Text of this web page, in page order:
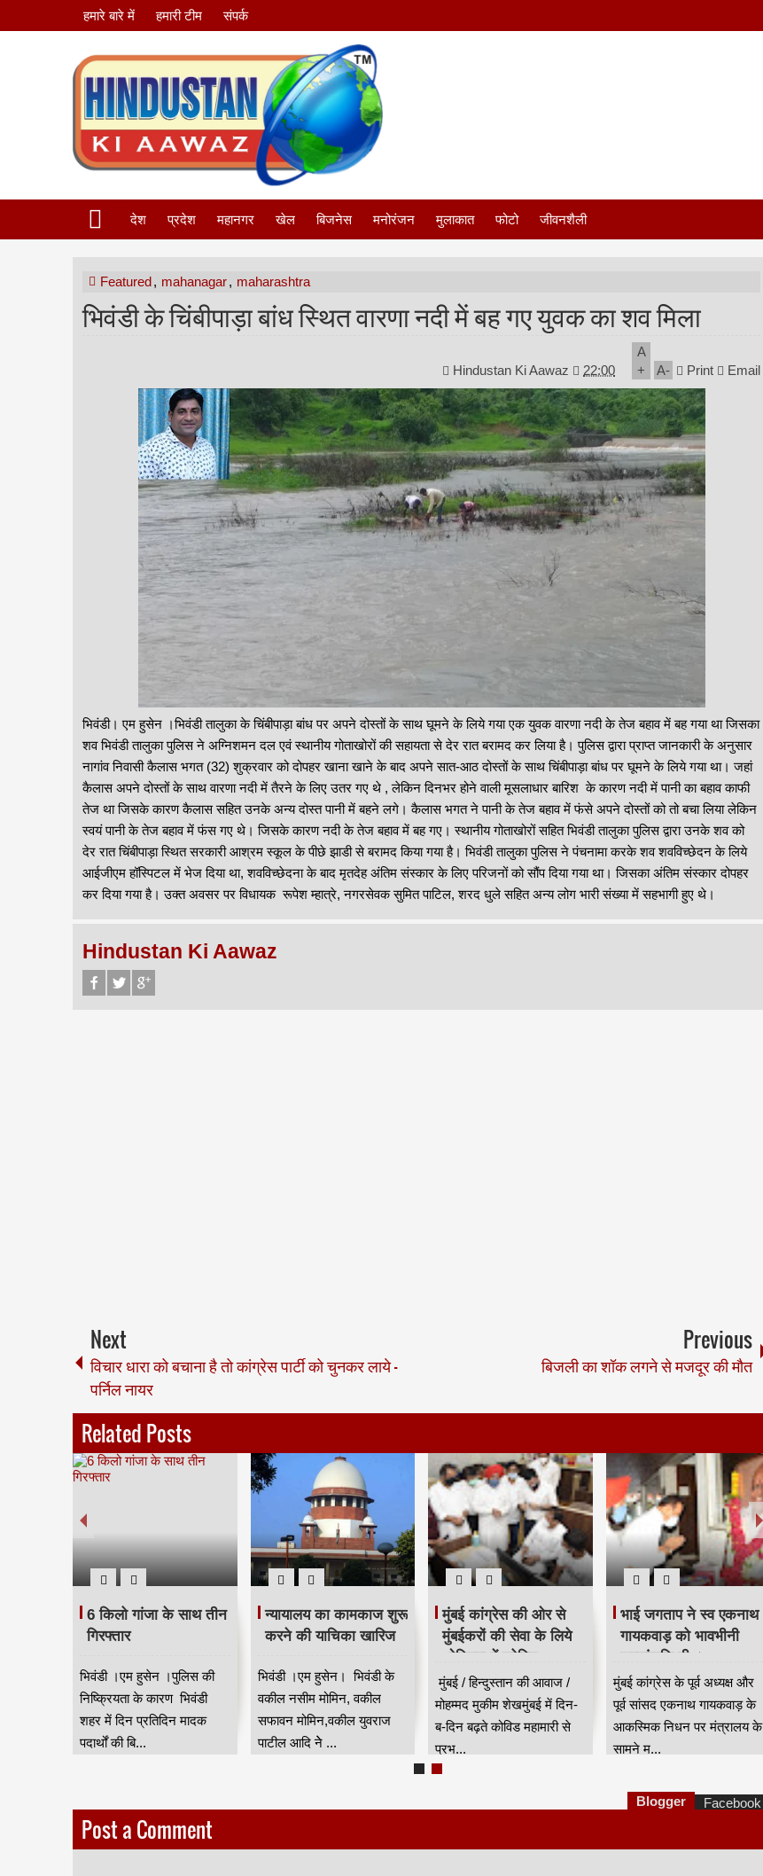
हमारे बारे में हमारी टीम संपर्क
देश प्रदेश महानगर खेल बिजनेस मनोरंजन मुलाकात फोटो जीवनशैली
Featured, mahanagar, maharashtra
भिवंडी के चिंबीपाड़ा बांध स्थित वारणा नदी में बह गए युवक का शव मिला
Hindustan Ki Aawaz 22:00
A
+
A- Print Email
भिवंडी। एम हुसेन ।भिवंडी तालुका के चिंबीपाड़ा बांध पर अपने दोस्तों के साथ घूमने के लिये गया एक युवक वारणा नदी के तेज बहाव में बह गया था जिसका
शव भिवंडी तालुका पुलिस ने अग्निशमन दल एवं स्थानीय गोताखोरों की सहायता से देर रात बरामद कर लिया है। पुलिस द्वारा प्राप्त जानकारी के अनुसार
नागांव निवासी कैलास भगत (32) शुक्रवार को दोपहर खाना खाने के बाद अपने सात-आठ दोस्तों के साथ चिंबीपाड़ा बांध पर घूमने के लिये गया था। जहां
कैलास अपने दोस्तों के साथ वारणा नदी में तैरने के लिए उतर गए थे , लेकिन दिनभर होने वाली मूसलाधार बारिश के कारण नदी में पानी का बहाव काफी
तेज था जिसके कारण कैलास सहित उनके अन्य दोस्त पानी में बहने लगे। कैलास भगत ने पानी के तेज बहाव में फंसे अपने दोस्तों को तो बचा लिया लेकिन
स्वयं पानी के तेज बहाव में फंस गए थे। जिसके कारण नदी के तेज बहाव में बह गए। स्थानीय गोताखोरों सहित भिवंडी तालुका पुलिस द्वारा उनके शव को
देर रात चिंबीपाड़ा स्थित सरकारी आश्रम स्कूल के पीछे झाडी से बरामद किया गया है। भिवंडी तालुका पुलिस ने पंचनामा करके शव शवविच्छेदन के लिये
आईजीएम हॉस्पिटल में भेज दिया था, शवविच्छेदना के बाद मृतदेह अंतिम संस्कार के लिए परिजनों को सौंप दिया गया था। जिसका अंतिम संस्कार दोपहर
कर दिया गया है। उक्त अवसर पर विधायक रूपेश म्हात्रे, नगरसेवक सुमित पाटिल, शरद धुले सहित अन्य लोग भारी संख्या में सहभागी हुए थे।
Hindustan Ki Aawaz
Next
विचार धारा को बचाना है तो कांग्रेस पार्टी को चुनकर लाये -
पर्निल नायर
Previous
बिजली का शॉक लगने से मजदूर की मौत
Related Posts
6 किलो गांजा के साथ तीन
गिरफ्तार
भिवंडी ।एम हुसेन ।पुलिस की
निष्क्रियता के कारण भिवंडी
शहर में दिन प्रतिदिन मादक
पदार्थों की बि...
न्यायालय का कामकाज शुरू
करने की याचिका खारिज
भिवंडी ।एम हुसेन। भिवंडी के
वकील नसीम मोमिन, वकील
सफावन मोमिन,वकील युवराज
पाटील आदि नेे ...
मुंबई कांग्रेस की ओर से
मुंबईकरों की सेवा के लिये
ओशिवरा में कोविड
हॉटलाइन सेंटर शुरू किया
मुंबई / हिन्दुस्तान की आवाज /
मोहम्मद मुकीम शेखमुंबई में दिन-
ब-दिन बढ़ते कोविड महामारी से
प्रभ...
भाई जगताप ने स्व एकनाथ
गायकवाड़ को भावभीनी
श्रद्धांजलि दी ।
मुंबई कांग्रेस के पूर्व अध्यक्ष और
पूर्व सांसद एकनाथ गायकवाड़ के
आकस्मिक निधन पर मंत्रालय के
सामने म...
Post a Comment
Blogger Facebook